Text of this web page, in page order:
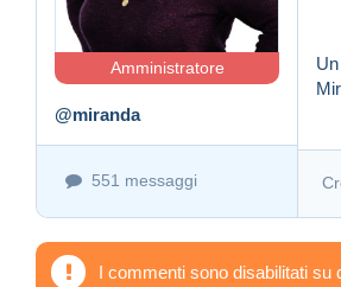
Amministratore
@miranda
551 messaggi
I commenti sono disabilitati su